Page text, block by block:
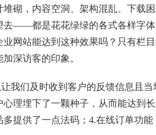
砌，内容空洞、架构混乱、下载
——都是花花绿绿的各式各样字
网站能达到这种效果吗？只有栏
深访客的印象。
我们及时收到客户的反馈信息且
理埋下了一颗种子，从而能达到
提供了一点法码；4.在线订单功